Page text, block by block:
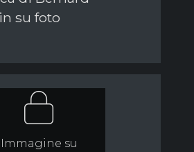
su foto
Immagine su